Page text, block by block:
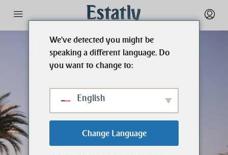
We've detected you might be
speaking a different language. Do
you want to change to:
English
Change Language